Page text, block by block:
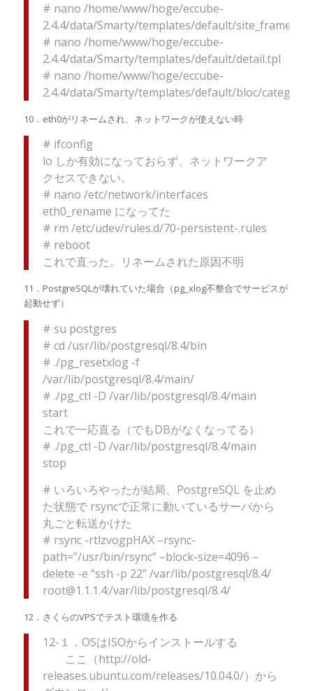
# nano /home/www/hoge/eccube-
2.4.4/data/Smarty/templates/default/site_frame.tpl
# nano /home/www/hoge/eccube-
2.4.4/data/Smarty/templates/default/detail.tpl
# nano /home/www/hoge/eccube-
2.4.4/data/Smarty/templates/default/bloc/
10．eth0がリネームされ、ネットワークが使えない時
# ifconfig
lo しか有効になっておらず、ネットワークア
クセスできない。
# nano /etc/network/interfaces
eth0_rename になってた
# rm /etc/udev/rules.d/70-persistent-.rules
# reboot
これで直った。リネームされた原因不明
11．PostgreSQLが壊れていた場合（pg_xlog不整合でサービスが
起動せず）
# su postgres
# cd /usr/lib/postgresql/8.4/bin
# ./pg_resetxlog -f
/var/lib/postgresql/8.4/main/
# ./pg_ctl -D /var/lib/postgresql/8.4/main
start
これで一応直る（でもDBがなくなってる）
# ./pg_ctl -D /var/lib/postgresql/8.4/main
stop
# いろいろやったが結局、PostgreSQL を止め
た状態で rsyncで正常に動いているサーバから
丸ごと転送かけた
# rsync -rtlzvogpHAX –rsync-
path=”/usr/bin/rsync” –block-size=4096 –
delete -e “ssh -p 22” /var/lib/postgresql/8.4/
root@1.1.1.4:/var/lib/postgresql/8.4/
12．さくらのVPSでテスト環境を作る
12-１．OSはISOからインストールする
ここ（http://old-
releases.ubuntu.com/releases/10.04.0/）から